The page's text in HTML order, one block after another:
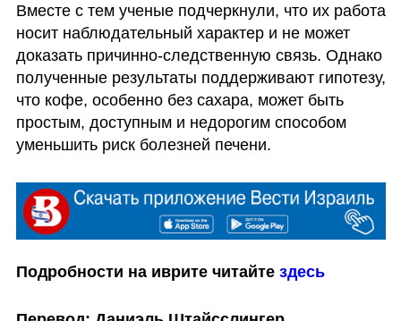
Вместе с тем ученые подчеркнули, что их работа
носит наблюдательный характер и не может
доказать причинно-следственную связь. Однако
полученные результаты поддерживают гипотезу,
что кофе, особенно без сахара, может быть
простым, доступным и недорогим способом
уменьшить риск болезней печени.
Подробности на иврите читайте здесь